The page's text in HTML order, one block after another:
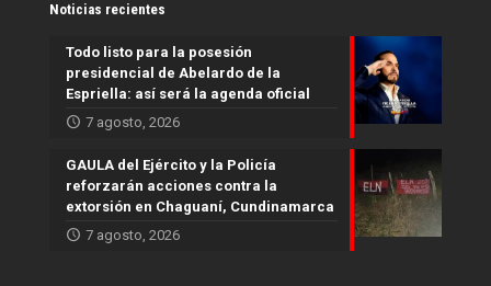
Noticias recientes
Todo listo para la posesión
presidencial de Abelardo de la
Espriella: así será la agenda oficial
7 agosto, 2026
GAULA del Ejército y la Policía
reforzarán acciones contra la
extorsión en Chaguaní, Cundinamarca
7 agosto, 2026